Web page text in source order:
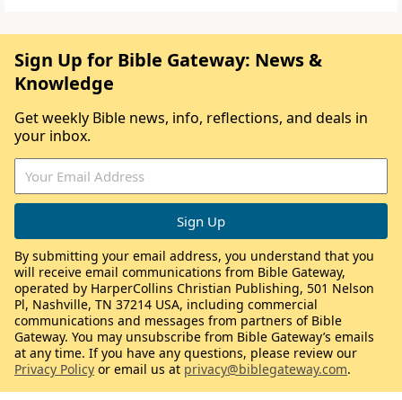
Sign Up for Bible Gateway: News &
Knowledge
Get weekly Bible news, info, reflections, and deals in
your inbox.
By submitting your email address, you understand that you
will receive email communications from Bible Gateway,
operated by HarperCollins Christian Publishing, 501 Nelson
Pl, Nashville, TN 37214 USA, including commercial
communications and messages from partners of Bible
Gateway. You may unsubscribe from Bible Gateway’s emails
at any time. If you have any questions, please review our
Privacy Policy or email us at privacy@biblegateway.com.